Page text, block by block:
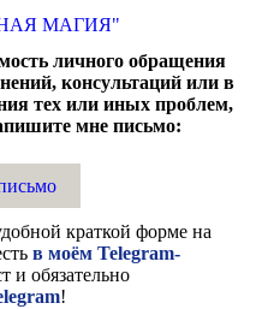
МАГИЯ"
личного обращения
консультаций или в
тех или иных проблем,
мне письмо:
краткой форме на
в моём Telegram-
и обязательно
!